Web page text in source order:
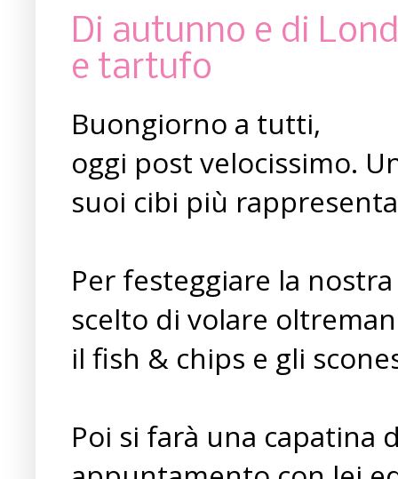
Di autunno e di
e tartufo
Buongiorno a tutti,
oggi post velocissimo.
suoi cibi più
Per festeggiare la
scelto di volare
il fish & chips e gli
Poi si farà una capatina